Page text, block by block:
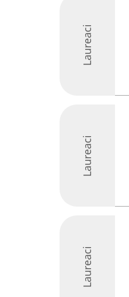
Laureaci
Laureaci
Laureaci